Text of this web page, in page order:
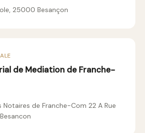
25000 Besançon
de Mediation de Franche-
Notaires de Franche-Com 22 A Rue